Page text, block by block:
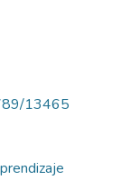
13465